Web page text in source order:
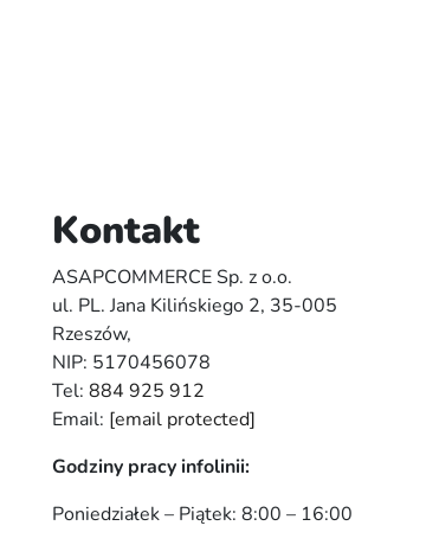
Kontakt
ASAPCOMMERCE Sp. z o.o.
ul. PL. Jana Kilińskiego 2, 35-005
Rzeszów,
NIP: 5170456078
Tel: 884 925 912
Email: [email protected]
Godziny pracy infolinii:
Poniedziałek – Piątek: 8:00 – 16:00